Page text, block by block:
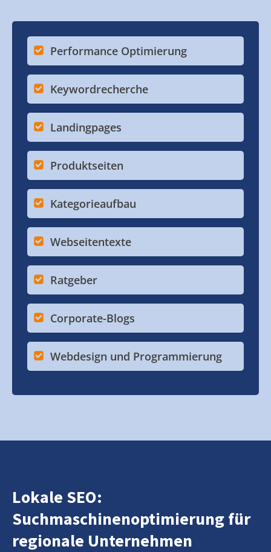
Performance Optimierung
Keywordrecherche
Landingpages
Produktseiten
Kategorieaufbau
Webseitentexte
Ratgeber
Corporate-Blogs
Webdesign und Programmierung
Lokale SEO:
Suchmaschinenoptimierung für
regionale Unternehmen